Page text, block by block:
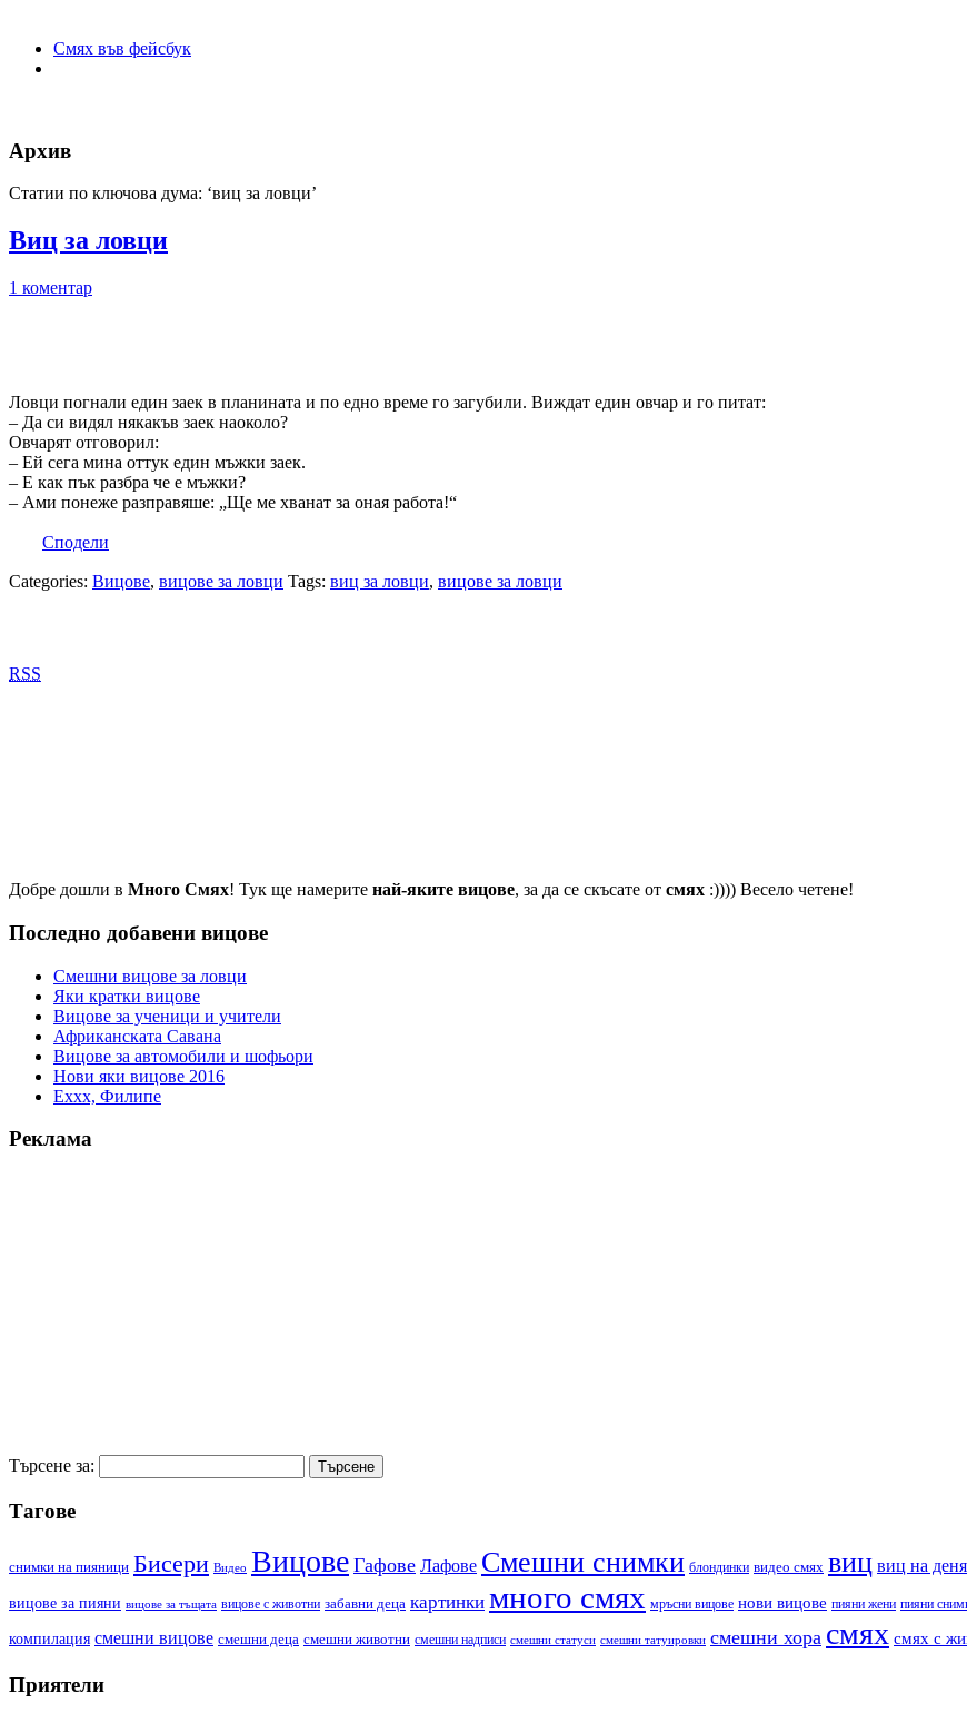
Смях във фейсбук
Архив
Статии по ключова дума: ‘виц за ловци’
Виц за ловци
1 коментар
Ловци погнали един заек в планината и по едно време го загубили. Виждат един овчар и го питат:
– Да си видял някакъв заек наоколо?
Овчарят отговорил:
– Ей сега мина оттук един мъжки заек.
– Е как пък разбра че е мъжки?
– Ами понеже разправяше: „Ще ме хванат за оная работа!“
Сподели
Categories: Вицове, вицове за ловци Tags: виц за ловци, вицове за ловци
RSS
Добре дошли в Много Смях! Тук ще намерите най-яките вицове, за да се скъсате от смях :)))) Весело четене!
Последно добавени вицове
Смешни вицове за ловци
Яки кратки вицове
Вицове за ученици и учители
Африканската Савана
Вицове за автомобили и шофьори
Нови яки вицове 2016
Еххх, Филипе
Реклама
Търсене за:
Тагове
cнимки на пияници Бисери Видео Вицове Гафове Лафове Смешни снимки блондинки видео смях виц виц на деня
вицове за пияни вицове за тъщата вицове с животни забавни деца картинки много смях мръсни вицове нови вицове пияни жени пияни
компилация смешни вицове смешни деца смешни животни смешни надписи смешни статуси смешни татуировки смешни хора смях смях с
Приятели